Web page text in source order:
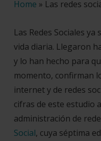
Home » Las redes
Las Redes Sociales
vida diaria. Llegaron
y lo han hecho para
momento, confirman
internet y de redes
cifras de este estudio
administración de
Social, cuya séptima